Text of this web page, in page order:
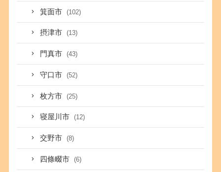
箕面市 (102)
摂津市 (13)
門真市 (43)
守口市 (52)
枚方市 (25)
寝屋川市 (12)
交野市 (8)
四條畷市 (6)